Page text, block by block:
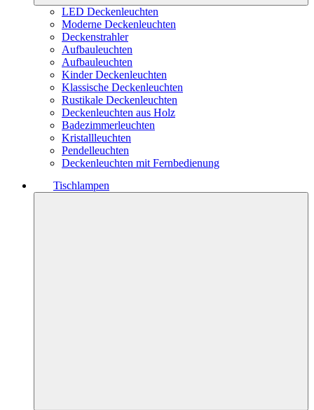
LED Deckenleuchten
Moderne Deckenleuchten
Deckenstrahler
Aufbauleuchten
Aufbauleuchten
Kinder Deckenleuchten
Klassische Deckenleuchten
Rustikale Deckenleuchten
Deckenleuchten aus Holz
Badezimmerleuchten
Kristallleuchten
Pendelleuchten
Deckenleuchten mit Fernbedienung
Tischlampen